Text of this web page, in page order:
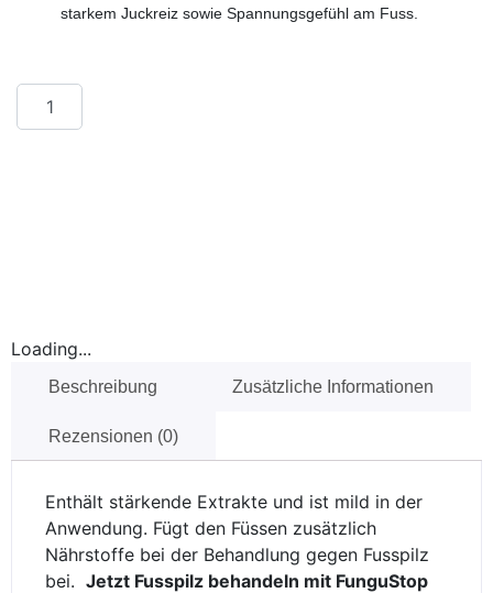
starkem Juckreiz sowie Spannungsgefühl am Fuss.
Loading...
Beschreibung Zusätzliche Informationen
Rezensionen (0)
Enthält stärkende Extrakte und ist mild in der
Anwendung. Fügt den Füssen zusätzlich
Nährstoffe bei der Behandlung gegen Fusspilz
bei. Jetzt Fusspilz behandeln mit FunguStop